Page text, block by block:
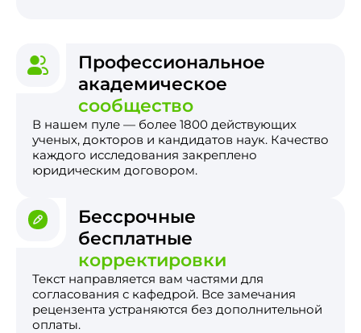
Профессиональное
академическое
сообщество
В нашем пуле — более 1800 действующих
ученых, докторов и кандидатов наук. Качество
каждого исследования закреплено
юридическим договором.
Бессрочные
бесплатные
корректировки
Текст направляется вам частями для
согласования с кафедрой. Все замечания
рецензента устраняются без дополнительной
оплаты.